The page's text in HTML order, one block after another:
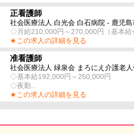
正看護師
社会医療法人 白光会 白石病院 - 鹿児島
◇月給210,000円～270,000円（基本給
★この求人の詳細を見る
准看護師
社会医療法人 緑泉会 まろにえ介護老
◇基本給192,000円～250,000円
◇夜勤...
★この求人の詳細を見る